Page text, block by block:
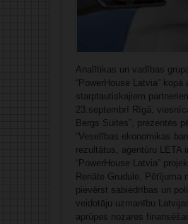
Analītikas un vadības
“PowerHouse Latvia”
starptautiskajiem
23.septembrī Rīgā,
Bergs Suites”, prezentēs
“Veselības ekonomikas
rezultātus, aģentūru LETA
“PowerHouse Latvia”
Renāte Grudule. Pētījuma
pievērst sabiedrības un
veidotāju uzmanību
aprūpes nozares